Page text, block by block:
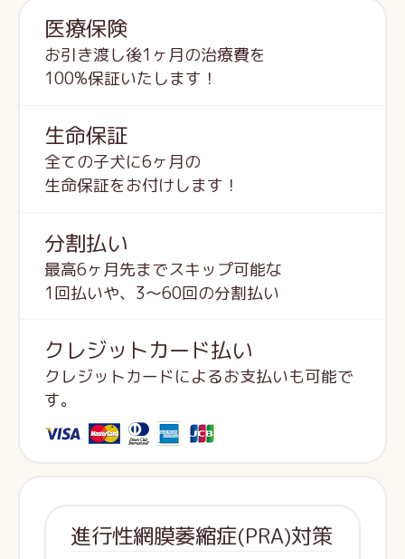
医療保険
お引き渡し後1ヶ月の治療費を
100%保証いたします！
生命保証
全ての子犬に6ヶ月の
生命保証をお付けします！
分割払い
最高6ヶ月先までスキップ可能な
1回払いや、3～60回の分割払い
クレジットカード払い
クレジットカードによるお支払いも可能で
す。
進行性網膜萎縮症(PRA)対策